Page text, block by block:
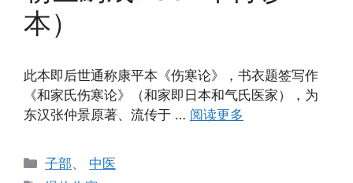
本）
此本即后世通称康平本《伤寒论》，书衣题签写作
《和家氏伤寒论》（和家即日本和气氏医家），为
东汉张仲景原著、流传于 … 阅读更多
分
类
子部、 中医